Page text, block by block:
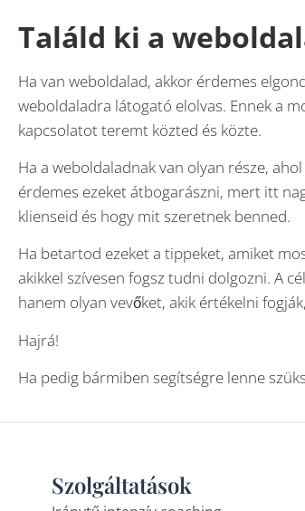
Találd ki a
Ha van weboldalad, akkor érdemes
weboldaladra látogató elolvas. Ennek a
kapcsolatot teremt közted és közte.
Ha a weboldaladnak van olyan része,
érdemes ezeket átbogarászni, mert itt
klienseid és hogy mit szeretnek benned.
Ha betartod ezeket a tippeket, amiket
akikkel szívesen fogsz tudni dolgozni. A
hanem olyan vevőket, akik értékelni
Hajrá!
Ha pedig bármiben segítségre lenne
Szolgáltatások